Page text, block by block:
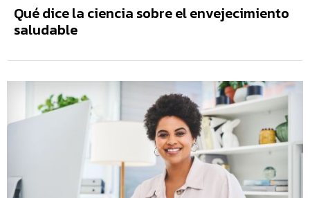
Qué dice la ciencia sobre el envejecimiento
saludable